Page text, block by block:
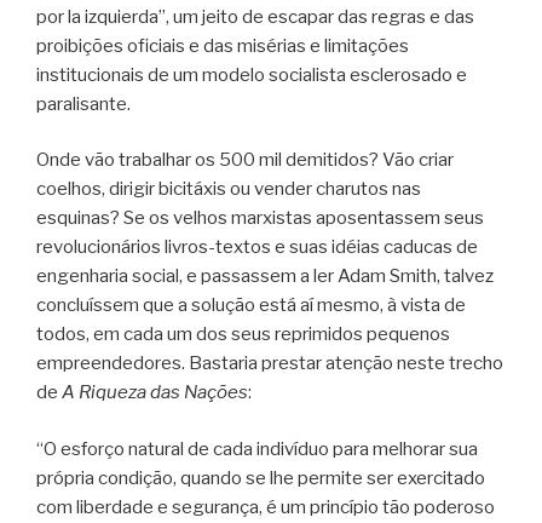
por la izquierda”, um jeito de escapar das regras e das
proibições oficiais e das misérias e limitações
institucionais de um modelo socialista esclerosado e
paralisante.
Onde vão trabalhar os 500 mil demitidos? Vão criar
coelhos, dirigir bicitáxis ou vender charutos nas
esquinas? Se os velhos marxistas aposentassem seus
revolucionários livros-textos e suas idéias caducas de
engenharia social, e passassem a ler Adam Smith, talvez
concluíssem que a solução está aí mesmo, à vista de
todos, em cada um dos seus reprimidos pequenos
empreendedores. Bastaria prestar atenção neste trecho
de A Riqueza das Nações:
“O esforço natural de cada indivíduo para melhorar sua
própria condição, quando se lhe permite ser exercitado
com liberdade e segurança, é um princípio tão poderoso